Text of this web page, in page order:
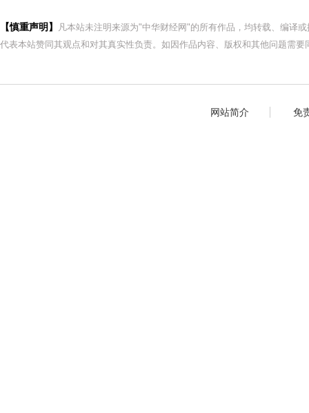
【慎重声明】
凡本站未注明来源为"中华财经网"的所有作品，均转载、编译
代表本站赞同其观点和对其真实性负责。如因作品内容、版权和其他问题需
网站简介 免